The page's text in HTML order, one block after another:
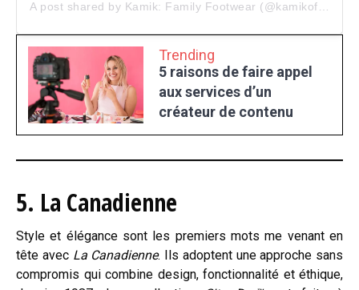
Trending
5 raisons de faire appel
aux services d’un
créateur de contenu
5. La Canadienne
Style et élégance sont les premiers mots me venant en
tête avec La Canadienne. Ils adoptent une approche sans
compromis qui combine design, fonctionnalité et éthique,